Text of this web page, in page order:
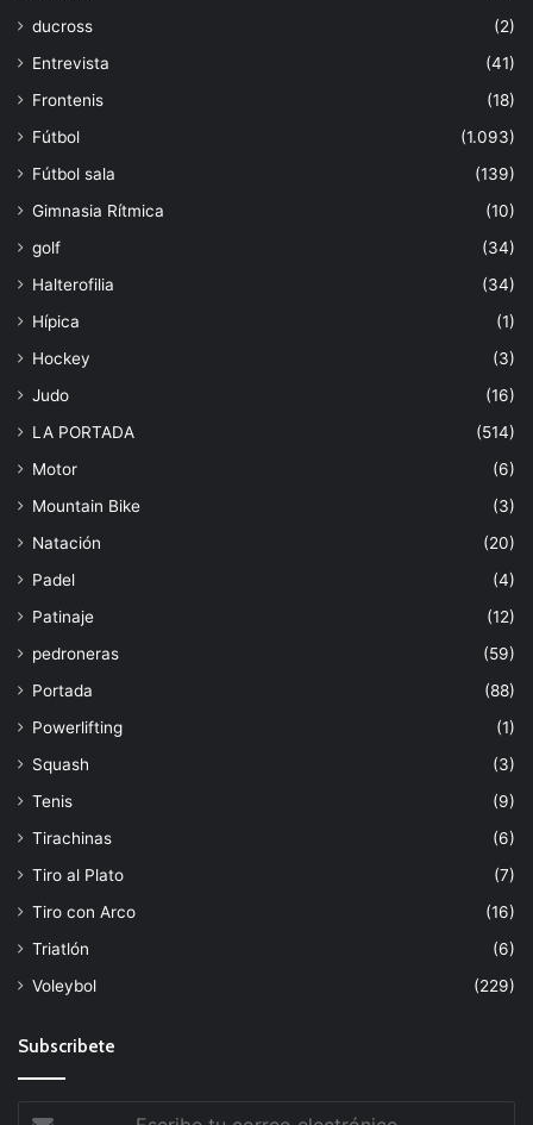
ducross
(2)
Entrevista
(41)
Frontenis
(18)
Fútbol
(1.093)
Fútbol sala
(139)
Gimnasia Rítmica
(10)
golf
(34)
Halterofilia
(34)
Hípica
(1)
Hockey
(3)
Judo
(16)
LA PORTADA
(514)
Motor
(6)
Mountain Bike
(3)
Natación
(20)
Padel
(4)
Patinaje
(12)
pedroneras
(59)
Portada
(88)
Powerlifting
(1)
Squash
(3)
Tenis
(9)
Tirachinas
(6)
Tiro al Plato
(7)
Tiro con Arco
(16)
Triatlón
(6)
Voleybol
(229)
Subscribete